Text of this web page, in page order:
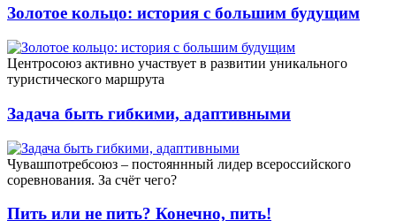
Золотое кольцо: история с большим будущим
Центросоюз активно участвует в развитии уникального
туристического маршрута
Задача быть гибкими, адаптивными
Чувашпотребсоюз – постояннный лидер всероссийского
соревнования. За счёт чего?
Пить или не пить? Конечно, пить!